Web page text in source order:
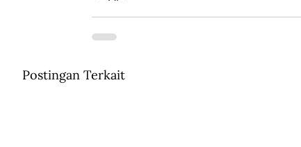
Postingan Terkait